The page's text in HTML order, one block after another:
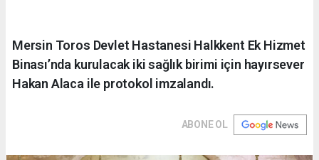
Mersin Toros Devlet Hastanesi Halkkent Ek Hizmet
Binası’nda kurulacak iki sağlık birimi için hayırsever
Hakan Alaca ile protokol imzalandı.
ABONE OL